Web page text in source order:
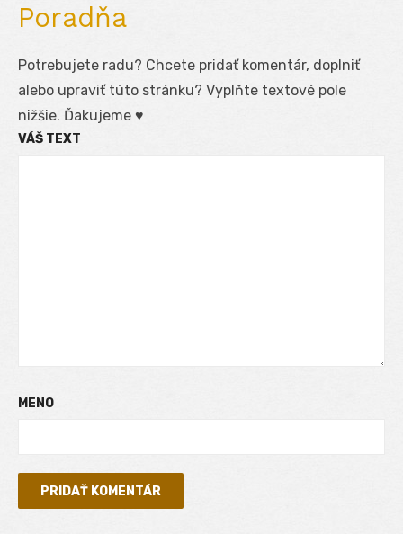
Poradňa
Potrebujete radu? Chcete pridať komentár, doplniť
alebo upraviť túto stránku? Vyplňte textové pole
nižšie. Ďakujeme ♥
VÁŠ TEXT
MENO